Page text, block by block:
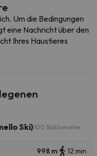
Um die Bedingungen
eine Nachricht über den
Ihres Haustieres
Ski)100 Skikilometer
998 m 12 min